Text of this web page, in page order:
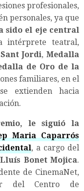
profesionales,
personales, ya que
sido el eje central
intérprete teatral,
Jordi,Medalla
de Oro de la
familiares, en el
extienden hacia
le siguió la
Maria Caparrós
, a cargo del
Lluís Bonet Mojica.
de CinemaNet,
del Centro de